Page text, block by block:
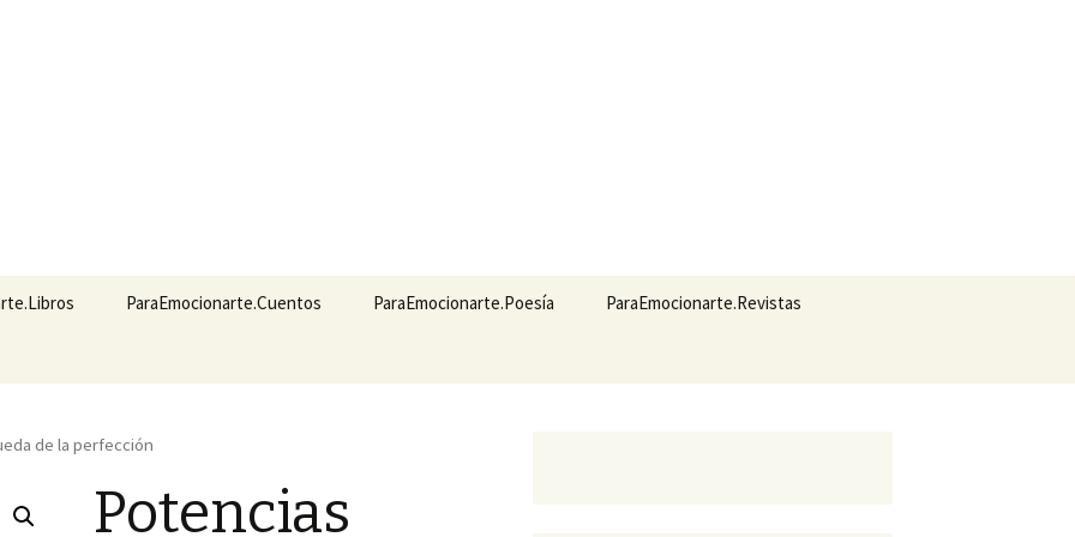
ParaEmocionarte.Cuentos ParaEmocionarte.Poesía ParaEmocionarte.Revistas
de la perfección
Potencias